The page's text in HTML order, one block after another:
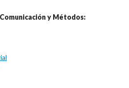
y Métodos: